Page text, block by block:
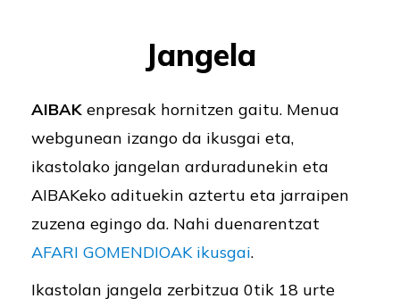
Jangela
AIBAK enpresak hornitzen gaitu. Menua
webgunean izango da ikusgai eta,
ikastolako jangelan arduradunekin eta
AIBAKeko adituekin aztertu eta jarraipen
zuzena egingo da. Nahi duenarentzat
AFARI GOMENDIOAK ikusgai.
Ikastolan jangela zerbitzua 0tik 18 urte